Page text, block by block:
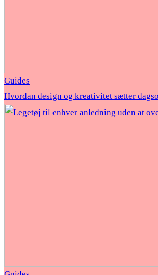
Guides
Hvordan design og kreativitet sætter